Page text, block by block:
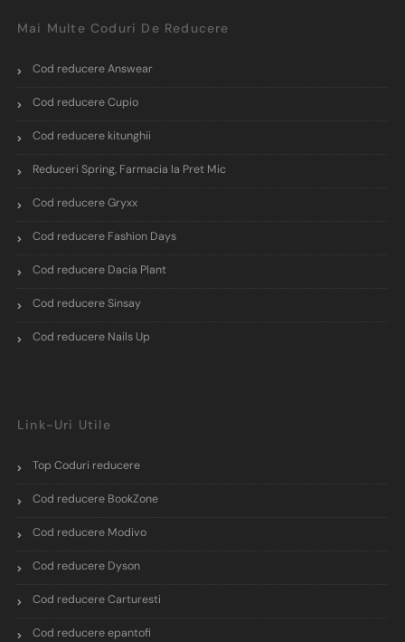
Mai Multe Coduri De Reducere
Cod reducere Answear
Cod reducere Cupio
Cod reducere kitunghii
Reduceri Spring, Farmacia la Pret Mic
Cod reducere Gryxx
Cod reducere Fashion Days
Cod reducere Dacia Plant
Cod reducere Sinsay
Cod reducere Nails Up
Link-Uri Utile
Top Coduri reducere
Cod reducere BookZone
Cod reducere Modivo
Cod reducere Dyson
Cod reducere Carturesti
Cod reducere epantofi